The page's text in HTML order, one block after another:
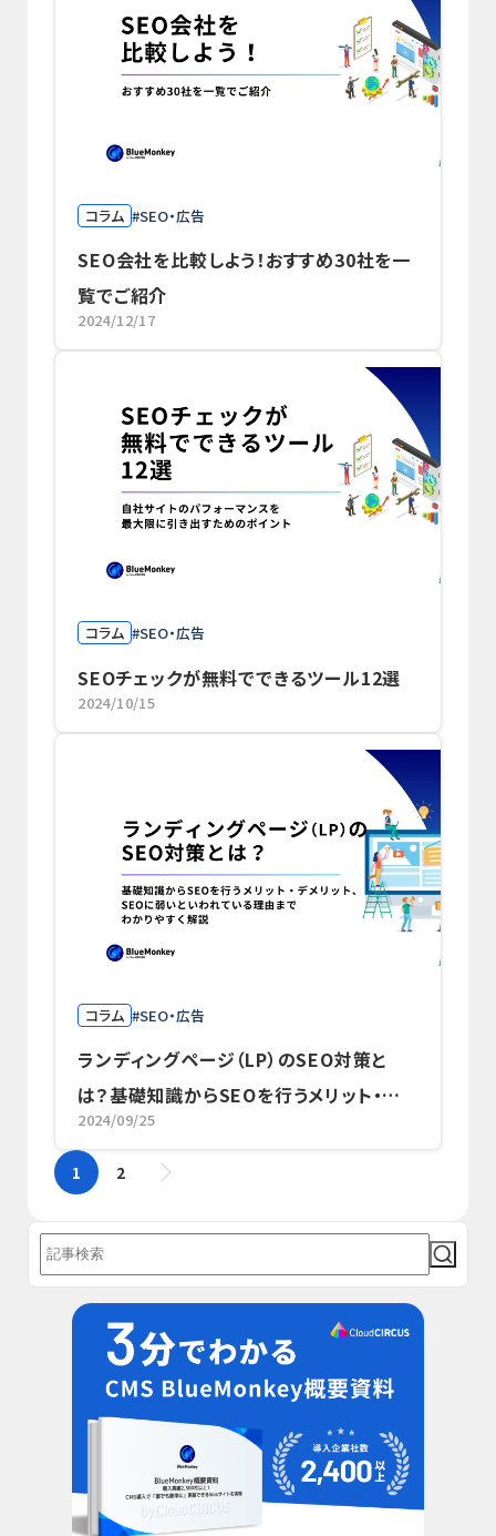
コラム SEO・広告
SEO会社を比較しよう！おすすめ30社を一
覧でご紹介
2024/12/17
コラム SEO・広告
SEOチェックが無料でできるツール12選
2024/10/15
コラム SEO・広告
ランディングページ（LP）のSEO対策と
は？基礎知識からSEOを行うメリット・デメ
リット、SEOに弱いといわれている理由ま
でわかりやすく解説
2024/09/25
1 2